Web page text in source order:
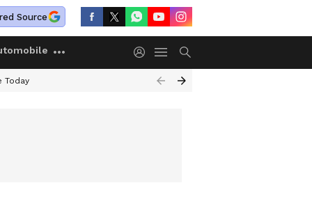
Source
Today